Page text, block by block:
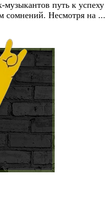
путь к успеху
сомнений. Несмотря на ...